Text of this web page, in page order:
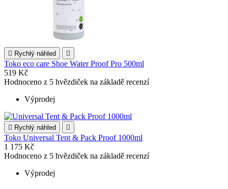
 Rychlý náhled 
Toko eco care Shoe Water Proof Pro 500ml
519 Kč
Hodnoceno z 5 hvězdiček na základě recenzí
Výprodej
 Rychlý náhled 
Toko Universal Tent & Pack Proof 1000ml
1 175 Kč
Hodnoceno z 5 hvězdiček na základě recenzí
Výprodej